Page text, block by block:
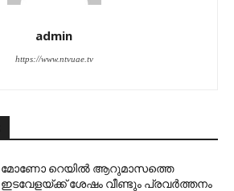
admin
https://www.ntvuae.tv
മോണോ റെയില്‍ ആറുമാസത്തെ
ഇടവേളയ്ക്ക് ശേഷം വീണ്ടും പ്രവര്‍ത്തനം